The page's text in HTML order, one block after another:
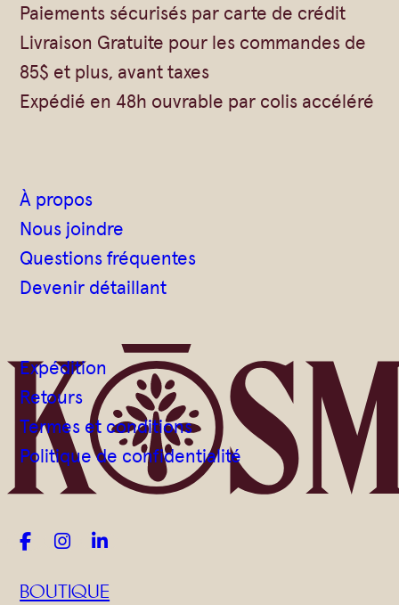
Vrac
Authentiques
Savons moulés
Beurre de Karité
Savon Noir
Savons sur corde
Argiles
Exfoliants
Gommages
Huiles à massage
Hydratants
Huiles
Savons sur corde
Gommages
Savons en barre
Huiles
Paiements sécurisés par carte de crédit
Livraison Gratuite pour les commandes de
85$ et plus, avant taxes
Expédié en 48h ouvrable par colis accéléré
À propos
Nous joindre
Questions fréquentes
Devenir détaillant
Expédition
Retours
Termes et conditions
Politique de confidentialité
  
BOUTIQUE